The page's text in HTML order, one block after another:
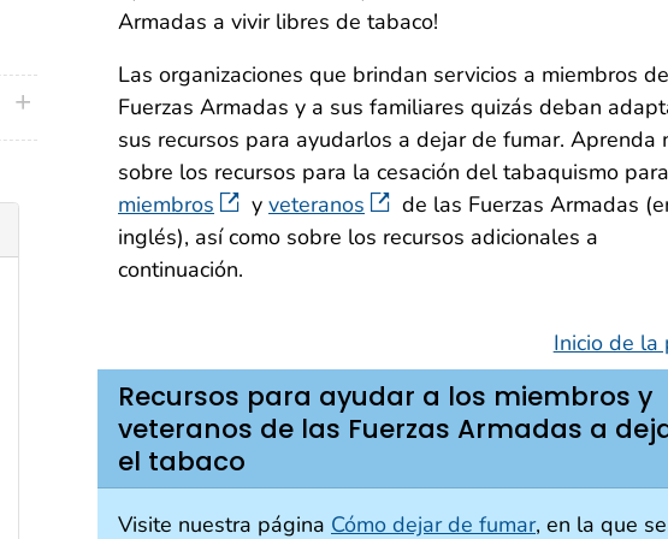
Armadas a vivir libres de tabaco!
Las organizaciones que brindan servicios a miembros
Fuerzas Armadas y a sus familiares quizás deban
sus recursos para ayudarlos a dejar de fumar. Aprenda
sobre los recursos para la cesación del tabaquismo para
miembros
y veteranos
de las Fuerzas Armadas
inglés), así como sobre los recursos adicionales a
continuación.
Inicio de la
Recursos para ayudar a los miembros y
veteranos de las Fuerzas Armadas a
el tabaco
Visite nuestra página Cómo dejar de fumar, en la que se
plus icon